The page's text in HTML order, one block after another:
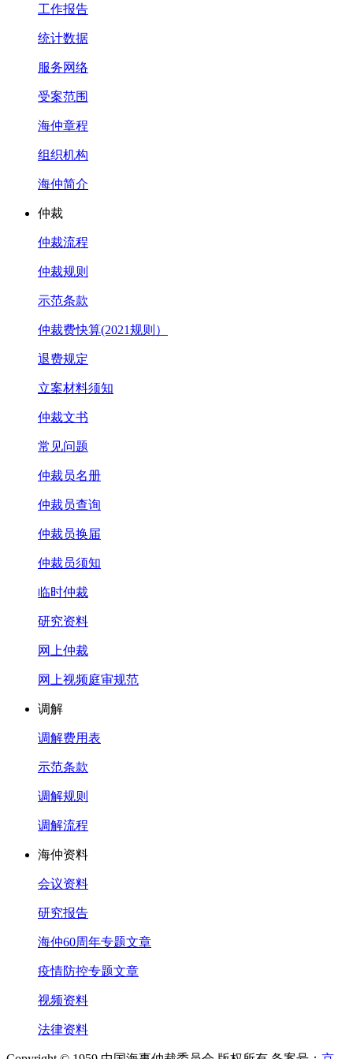
工作报告
统计数据
服务网络
受案范围
海仲章程
组织机构
海仲简介
仲裁
仲裁流程
仲裁规则
示范条款
仲裁费快算(2021规则）
退费规定
立案材料须知
仲裁文书
常见问题
仲裁员名册
仲裁员查询
仲裁员换届
仲裁员须知
临时仲裁
研究资料
网上仲裁
网上视频庭审规范
调解
调解费用表
示范条款
调解规则
调解流程
海仲资料
会议资料
研究报告
海仲60周年专题文章
疫情防控专题文章
视频资料
法律资料